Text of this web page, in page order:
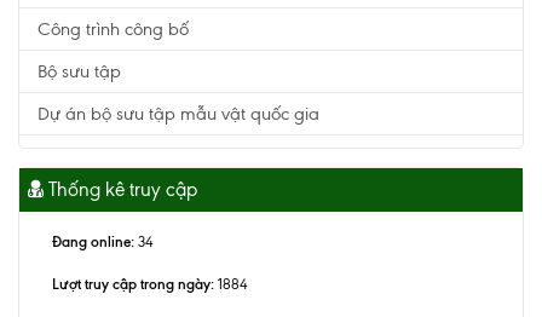
Công trình công bố
Bộ sưu tập
Dự án bộ sưu tập mẫu vật quốc gia
Thống kê truy cập
Đang online: 34
Lượt truy cập trong ngày: 1884